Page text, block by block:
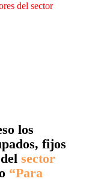
del sector
los
fijos
del sector
“Para